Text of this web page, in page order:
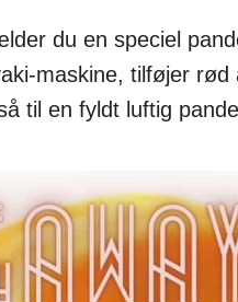
du en speciel
maskine, tilføjer rød
til en fyldt luftig